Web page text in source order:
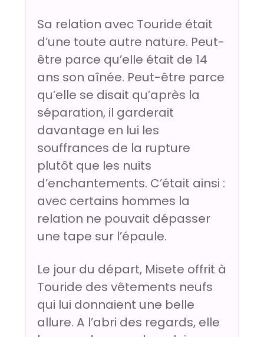
Sa relation avec Touride était
d’une toute autre nature. Peut-
être parce qu’elle était de 14
ans son aînée. Peut-être parce
qu’elle se disait qu’après la
séparation, il garderait
davantage en lui les
souffrances de la rupture
plutôt que les nuits
d’enchantements. C’était ainsi :
avec certains hommes la
relation ne pouvait dépasser
une tape sur l’épaule.
Le jour du départ, Misete offrit à
Touride des vêtements neufs
qui lui donnaient une belle
allure. A l’abri des regards, elle